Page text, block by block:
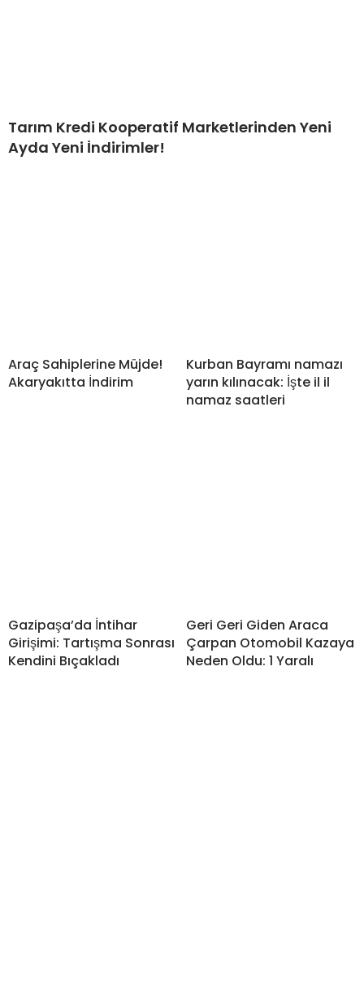
Tarım Kredi Kooperatif Marketlerinden Yeni
Ayda Yeni İndirimler!
Araç Sahiplerine Müjde!
Akaryakıtta İndirim
Kurban Bayramı namazı
yarın kılınacak: İşte il il
namaz saatleri
Gazipaşa’da İntihar
Girişimi: Tartışma Sonrası
Kendini Bıçakladı
Geri Geri Giden Araca
Çarpan Otomobil Kazaya
Neden Oldu: 1 Yaralı